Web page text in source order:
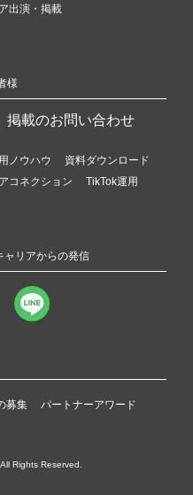
出演・掲載
様
掲載のお問い合わせ
ノウハウ
資料ダウンロード
コネクション
TikTok運用
ャリアからの発信
募集 パートナーアワード
Rights Reserved.